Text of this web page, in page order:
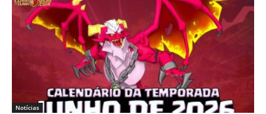
Notícias